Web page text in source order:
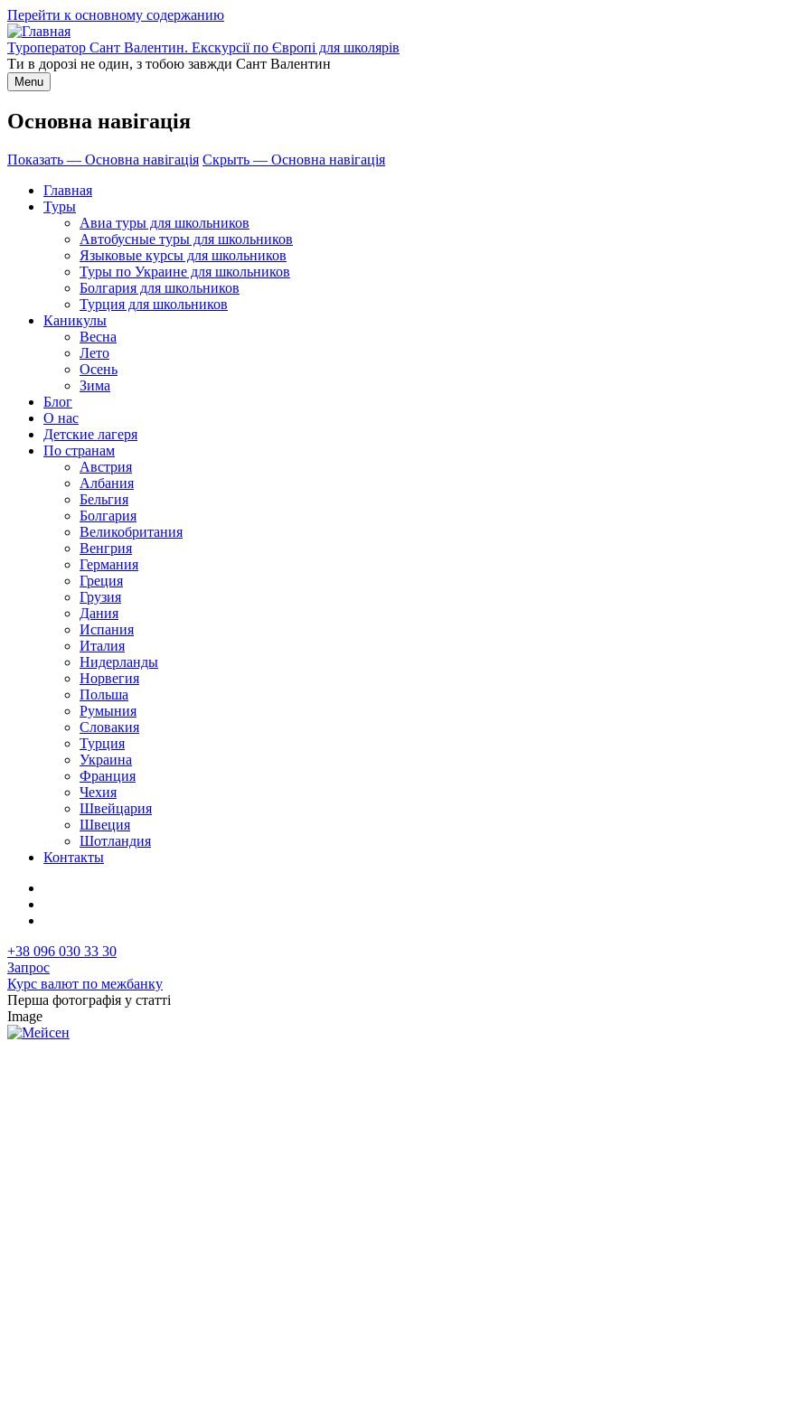
Перейти к основному содержанию
Туроператор Сант Валентин. Екскурсії по Європі для школярів
Ти в дорозі не один, з тобою завжди Сант Валентин
Menu
Основна навігація
Показать — Основна навігація Скрыть — Основна навігація
Главная
Туры
Авиа туры для школьников
Автобусные туры для школьников
Языковые курсы для школьников
Туры по Украине для школьников
Болгария для школьников
Турция для школьников
Каникулы
Весна
Лето
Осень
Зима
Блог
О нас
Детские лагеря
По странам
Австрия
Албания
Бельгия
Болгария
Великобритания
Венгрия
Германия
Греция
Грузия
Дания
Испания
Италия
Нидерланды
Норвегия
Польша
Румыния
Словакия
Турция
Украина
Франция
Чехия
Швейцария
Швеция
Шотландия
Контакты
+38 096 030 33 30
Запрос
Курс валют по межбанку
Перша фотографія у статті
Image